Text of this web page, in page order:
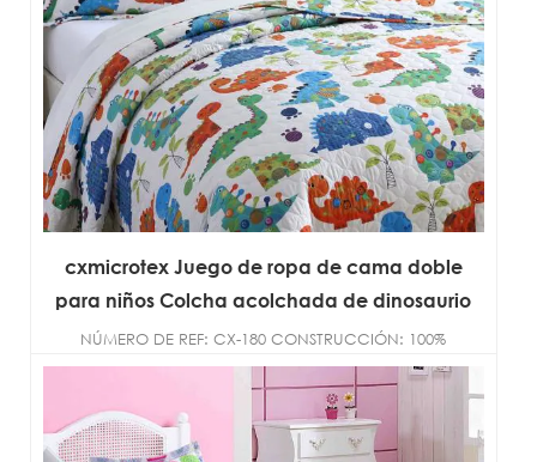
cxmicrotex Juego de ropa de cama doble
para niños Colcha acolchada de dinosaurio
NÚMERO DE REF: CX-180 CONSTRUCCIÓN: 100%
microfibra de poliéster TAMAÑO:
DOBLE/COMPLETO/REINA/R...